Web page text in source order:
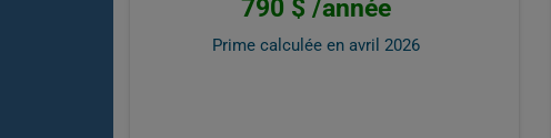
790 $ /année
Prime calculée en avril 2026